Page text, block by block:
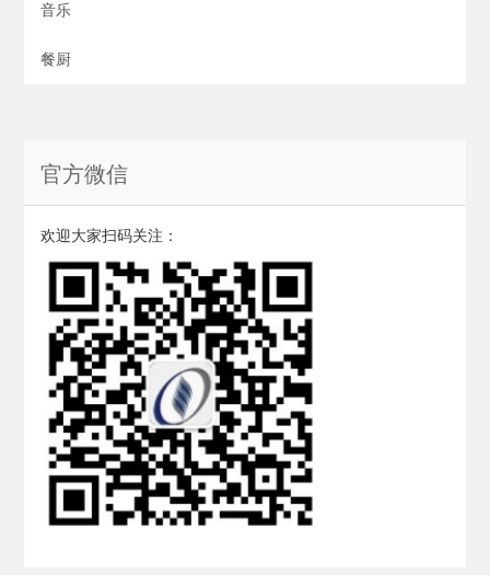
音乐
餐厨
官方微信
欢迎大家扫码关注：